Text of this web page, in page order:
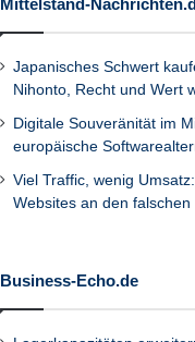
Japanisches Schwert
Nihonto, Recht und Wert
Digitale Souveränität im
europäische
Viel Traffic, wenig
Websites an den
Business-Echo.de